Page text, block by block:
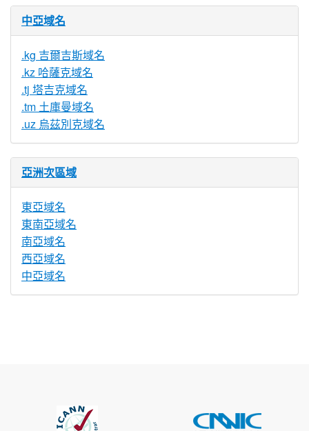
中亞域名
.kg 吉爾吉斯域名
.kz 哈薩克域名
.tj 塔吉克域名
.tm 土庫曼域名
.uz 烏茲別克域名
亞洲次區域
東亞域名
東南亞域名
南亞域名
西亞域名
中亞域名